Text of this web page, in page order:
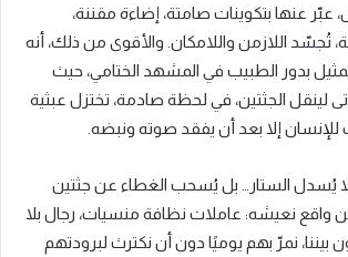
عبّر عنها بتكوينات صامتة، إضاءة مقننة،
تُجسّد اللازمن واللامكان. والأقوى من ذلك، أنه
بدور الطبيب في المشهد الختامي، حيث
لينقل الجثتين، في لحظة صادمة، تختزل عبثية
للإنسان إلا بعد أن يفقد صوته ونبضه.
يُسدل الستار… بل يُسحب الغطاء عن جثتين
واقع نعيشه: عاملات نظافة منسيات، رجال بلا
نمرّ بهم يوميًا دون أن نكترث لبرودتهم